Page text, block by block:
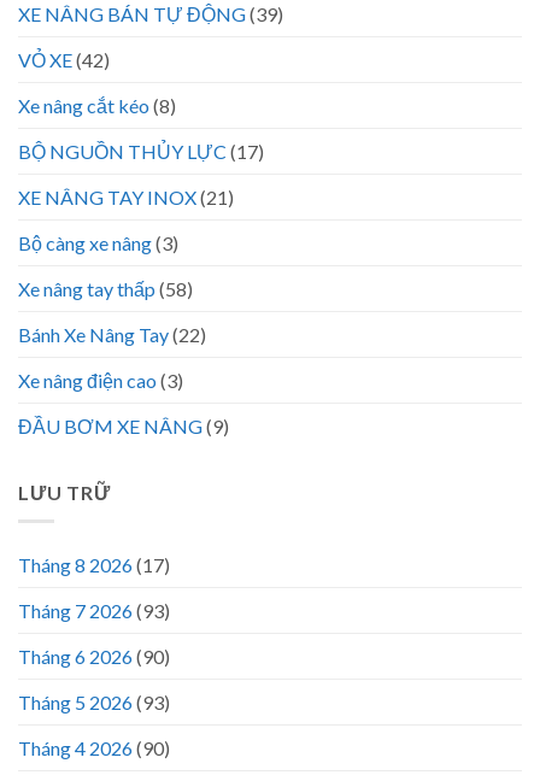
XE NÂNG BÁN TỰ ĐỘNG(39)
VỎ XE(42)
Xe nâng cắt kéo (8)
BỘ NGUỒN THỦY LỰC (17)
XE NÂNG TAY INOX(21)
Bộ càng xe nâng(3)
Xe nâng tay thấp (58)
Bánh Xe Nâng Tay(22)
Xe nâng điện cao (3)
ĐẦU BƠM XE NÂNG(9)
LƯU TRỮ
Tháng 8 2026(17)
Tháng 7 2026(93)
Tháng 6 2026(90)
Tháng 5 2026(93)
Tháng 4 2026(90)